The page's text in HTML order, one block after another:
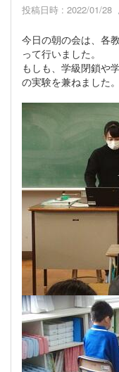
投稿日時 : 2022/01/28
今日の朝の会は、各
って行いました。
もしも、学級閉鎖や
の実験を兼ねました。